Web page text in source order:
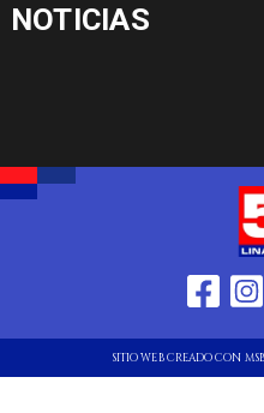
NOTICIAS
SITIO WEB CREADO CON